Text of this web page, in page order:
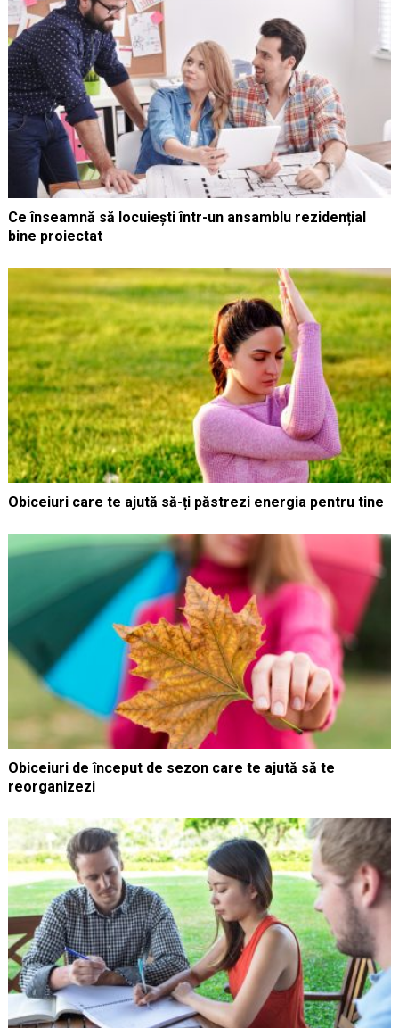
Ce înseamnă să locuiești într-un ansamblu rezidențial
bine proiectat
Obiceiuri care te ajută să-ți păstrezi energia pentru tine
Obiceiuri de început de sezon care te ajută să te
reorganizezi